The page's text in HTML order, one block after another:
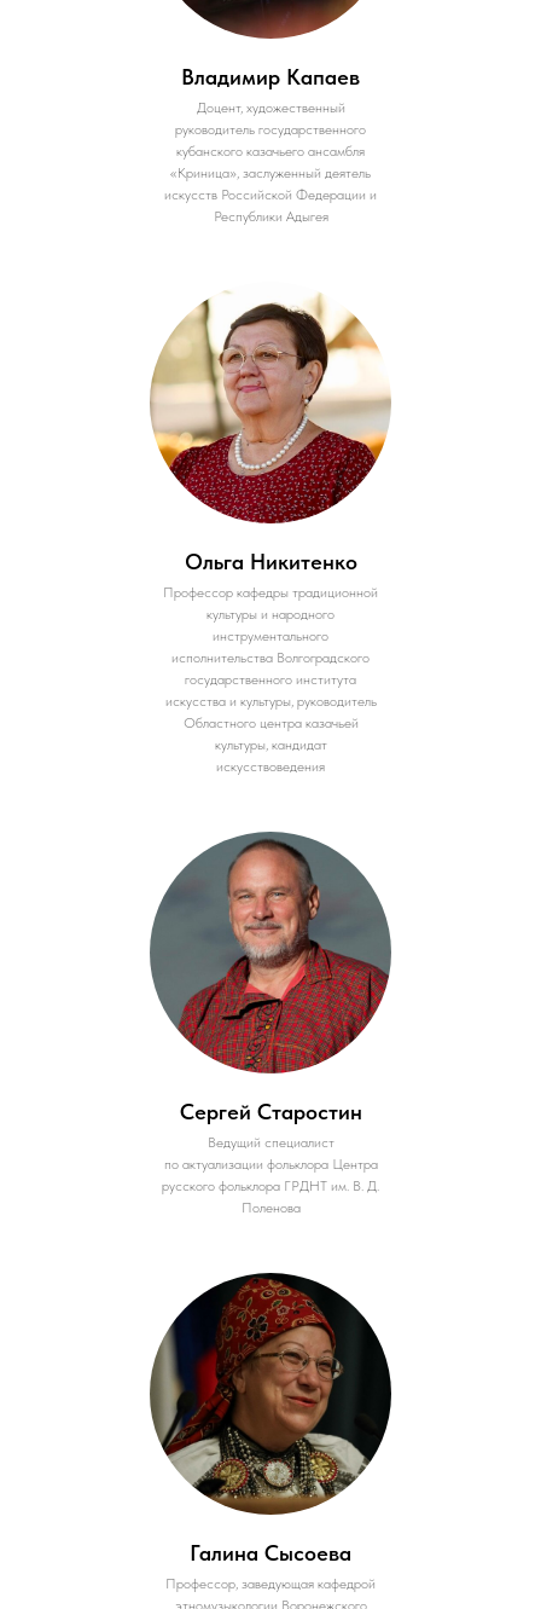
Владимир Капаев
Доцент, художественный
руководитель государственного
кубанского казачьего ансамбля
«Криница», заслуженный деятель
искусств Российской Федерации и
Республики Адыгея
Ольга Никитенко
Профессор кафедры традиционной
культуры и народного
инструментального
исполнительства Волгоградского
государственного института
искусства и культуры, руководитель
Областного центра казачьей
культуры, кандидат
искусствоведения
Сергей Старостин
Ведущий специалист
по актуализации фольклора Центра
русского фольклора ГРДНТ им. В. Д.
Поленова
Галина Сысоева
Профессор, заведующая кафедрой
этномузыкологии Воронежского